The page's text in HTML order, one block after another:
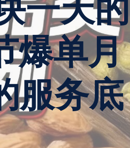
一天的
爆单月
服务底